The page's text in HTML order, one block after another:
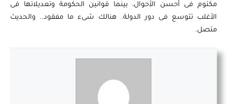
مكتوم فى أحسن الأحوال، بينما قوانين الحكومة وتعديلاتها فى
الأغلب تتوسع فى دور الدولة. هنالك شىء ما مفقود.. والحديث
متصل.